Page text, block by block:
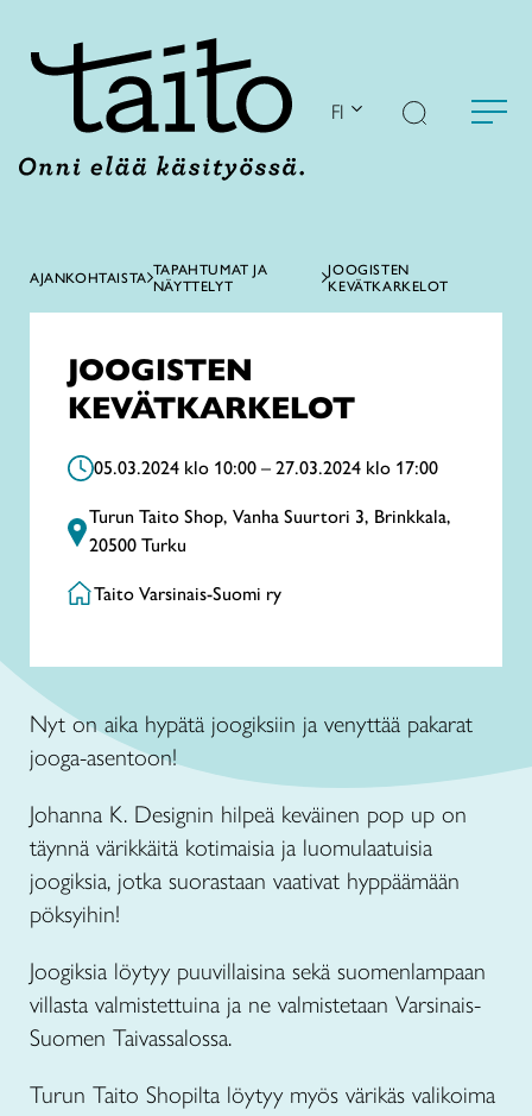
FI
AJANKOHTAISTA TAPAHTUMAT JA
NÄYTTELYT
JOOGISTEN
KEVÄTKARKELOT
JOOGISTEN
KEVÄTKARKELOT
05.03.2024 klo 10:00 – 27.03.2024 klo 17:00
Turun Taito Shop, Vanha Suurtori 3, Brinkkala,
20500 Turku
Taito Varsinais-Suomi ry
Nyt on aika hypätä joogiksiin ja venyttää pakarat
jooga-asentoon!
Johanna K. Designin hilpeä keväinen pop up on
täynnä värikkäitä kotimaisia ja luomulaatuisia
joogiksia, jotka suorastaan vaativat hyppäämään
pöksyihin!
Joogiksia löytyy puuvillaisina sekä suomenlampaan
villasta valmistettuina ja ne valmistetaan Varsinais-
Suomen Taivassalossa.
Turun Taito Shopilta löytyy myös värikäs valikoima